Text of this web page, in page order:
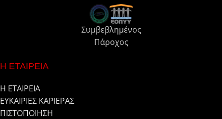
Συμβεβλημένος
Πάροχος
Η ΕΤΑΙΡΕΙΑ
Η ΕΤΑΙΡΕΙΑ
ΕΥΚΑΙΡΙΕΣ ΚΑΡΙΕΡΑΣ
ΠΙΣΤΟΠΟΙΗΣΗ